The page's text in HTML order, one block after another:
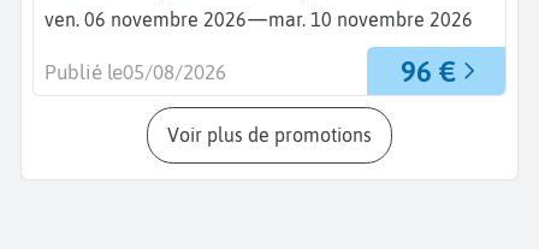
ven. 06 novembre 2026—mar. 10 novembre 2026
96 €
Publié le05/08/2026
Voir plus de promotions